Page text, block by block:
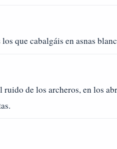
que cabalgáis en asnas
ruido de los archeros, en los